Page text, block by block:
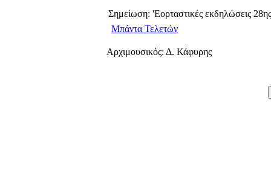
Σημείωση: 'Εορταστικές εκδηλώσεις
Μπάντα Τελετών
Αρχιμουσικός: Δ. Κάφυρης